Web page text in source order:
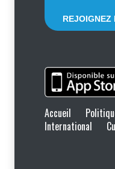
REJOIGNEZ
Accueil
International